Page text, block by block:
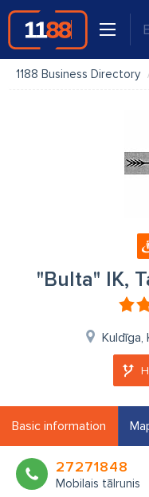
1188 Business Directory
"Bulta" IK,
Kuldīga,
Basic information
27271848
Mobilais tālrunis